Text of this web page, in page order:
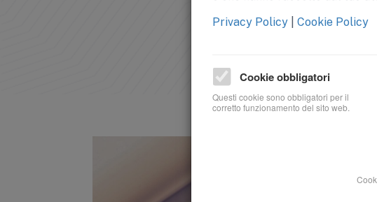
Privacy Policy
Cookie Policy
Cookie obbligatori
Questi cookie sono obbligatori per il
corretto funzionamento del sito web.